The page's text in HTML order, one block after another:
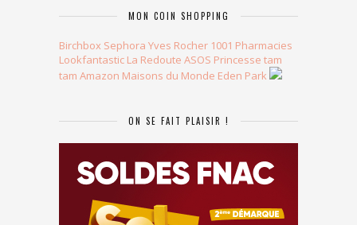
MON COIN SHOPPING
Birchbox Sephora Yves Rocher 1001 Pharmacies
Lookfantastic La Redoute ASOS Princesse tam
tam Amazon Maisons du Monde Eden Park
ON SE FAIT PLAISIR !